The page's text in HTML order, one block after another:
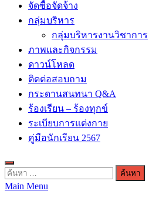
จัดซื้อจัดจ้าง
กลุ่มบริหาร
กลุ่มบริหารงานวิชาการ
ภาพและกิจกรรม
ดาวน์โหลด
ติดต่อสอบถาม
กระดานสนทนา Q&A
ร้องเรียน – ร้องทุกข์
ระเบียบการแต่งกาย
คู่มือนักเรียน 2567
ค้นหา
สำหรับ:
Main Menu